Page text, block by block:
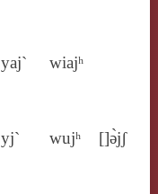
yaj` wiajʰ
yj` wujʰ []ə̀jʃ